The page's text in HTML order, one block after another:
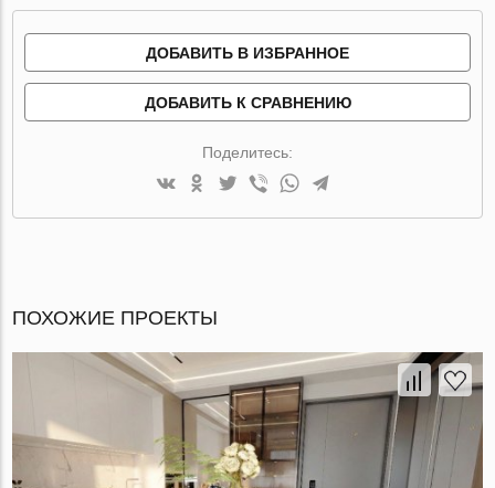
ДОБАВИТЬ В ИЗБРАННОЕ
ДОБАВИТЬ К СРАВНЕНИЮ
Поделитесь:
ПОХОЖИЕ ПРОЕКТЫ